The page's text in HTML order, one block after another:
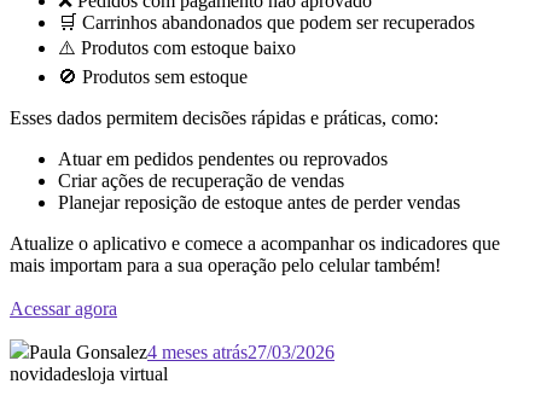
🛒 Carrinhos abandonados que podem ser recuperados
⚠️ Produtos com estoque baixo
🚫 Produtos sem estoque
Esses dados permitem decisões rápidas e práticas, como:
Atuar em pedidos pendentes ou reprovados
Criar ações de recuperação de vendas
Planejar reposição de estoque antes de perder vendas
Atualize o aplicativo e comece a acompanhar os indicadores que
mais importam para a sua operação pelo celular também!
Acessar agora
Paula Gonsalez4 meses atrás27/03/2026
novidadesloja virtual